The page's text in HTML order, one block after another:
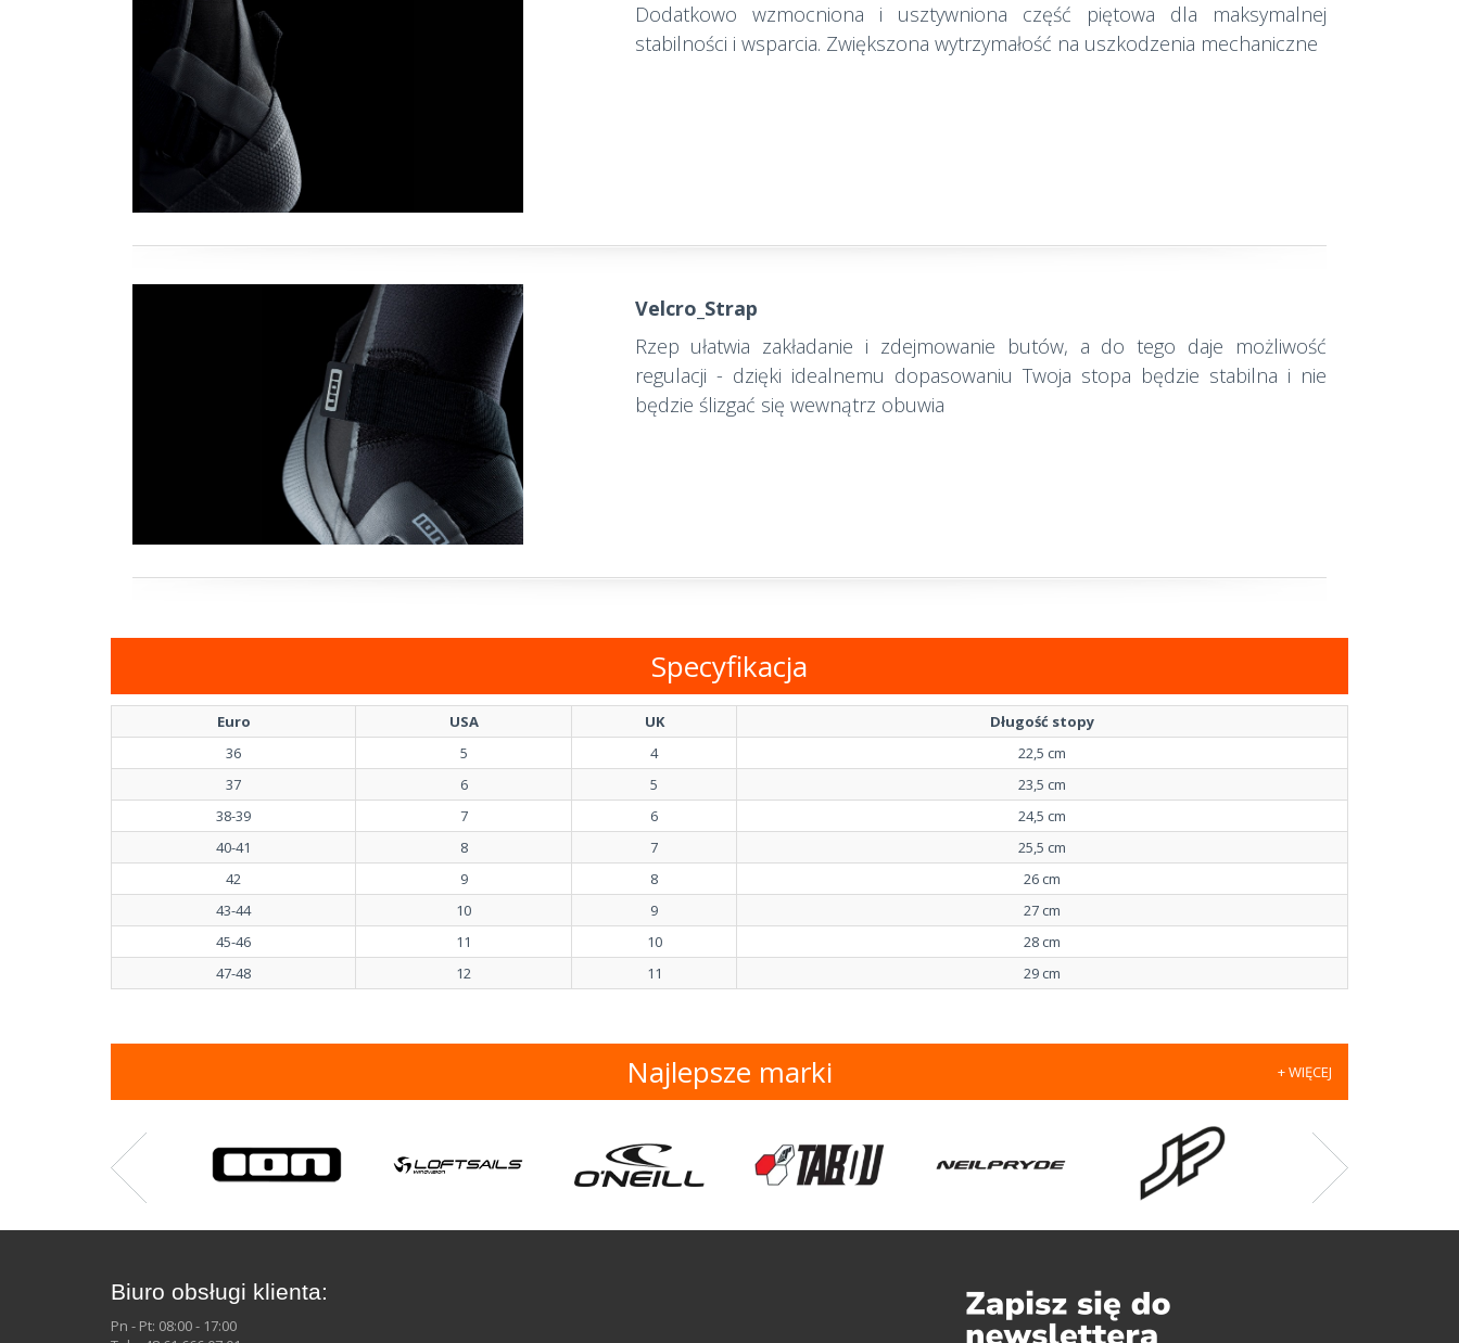
Dodatkowo wzmocniona i usztywniona część piętowa dla maksymalnej
stabilności i wsparcia. Zwiększona wytrzymałość na uszkodzenia mechaniczne
Velcro_Strap
Rzep ułatwia zakładanie i zdejmowanie butów, a do tego daje możliwość
regulacji - dzięki idealnemu dopasowaniu Twoja stopa będzie stabilna i nie
będzie ślizgać się wewnątrz obuwia
Specyfikacja
Euro USA UK
Długość stopy
36
5 4
22,5 cm
37
6 5
23,5 cm
38-39
7 6
24,5 cm
40-41
8 7
25,5 cm
42
9 8
26 cm
43-44
10 9
27 cm
45-46
11 10
28 cm
47-48
12 11 29 cm
Najlepsze marki + WIĘCEJ
Biuro obsługi klienta:
Pn - Pt: 08:00 - 17:00